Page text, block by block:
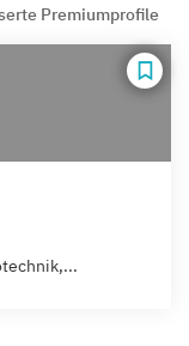
Premiumprofile